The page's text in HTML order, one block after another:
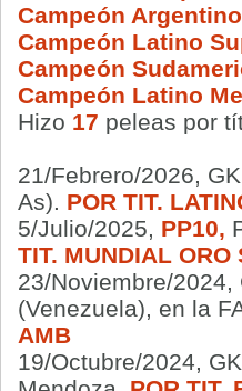
Campeón
Campeón Latino
Campeón
Campeón Latino
Hizo 17 peleas por
21/Febrero/2026,
As). POR TIT.
5/Julio/2025, PP10,
TIT. MUNDIAL ORO
23/Noviembre/2024,
(Venezuela), en la
AMB
19/Octubre/2024,